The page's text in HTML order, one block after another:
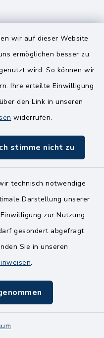
wir auf dieser Website
ermöglichen besser zu
wird. So können wir
Ihre erteilte Einwilligung
den Link in unseren
widerrufen.
stimme nicht zu
technisch notwendige
Darstellung unserer
zur Nutzung
gesondert abgefragt.
Sie in unseren
.